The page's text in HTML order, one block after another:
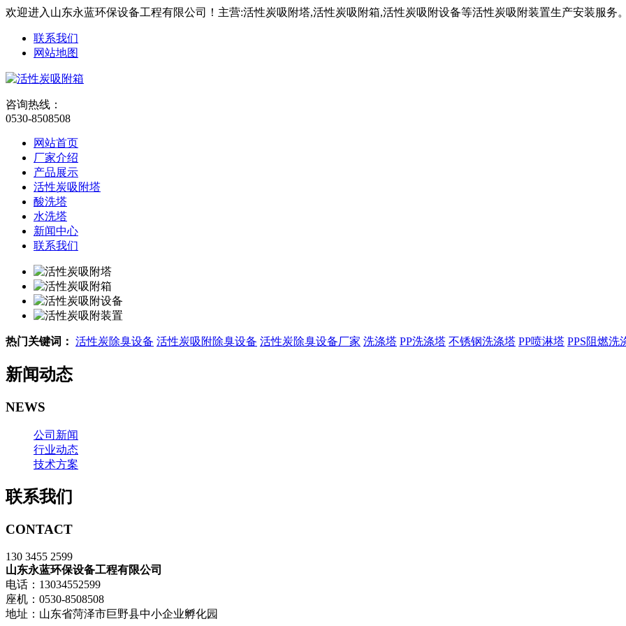
欢迎进入山东永蓝环保设备工程有限公司！主营:活性炭吸附塔,活性炭吸附箱,活性炭吸附设备等活性炭吸附装置生产安装服务
联系我们
网站地图
咨询热线：
0530-8508508
网站首页
厂家介绍
产品展示
活性炭吸附塔
酸洗塔
水洗塔
新闻中心
联系我们
热门关键词： 活性炭除臭设备 活性炭吸附除臭设备 活性炭除臭设备厂家 洗涤塔 PP洗涤塔 不锈钢洗涤塔 PP喷淋塔 PPS阻燃洗
新闻动态
NEWS
公司新闻
行业动态
技术方案
联系我们
CONTACT
130 3455 2599
山东永蓝环保设备工程有限公司
电话：13034552599
座机：0530-8508508
地址：山东省菏泽市巨野县中小企业孵化园